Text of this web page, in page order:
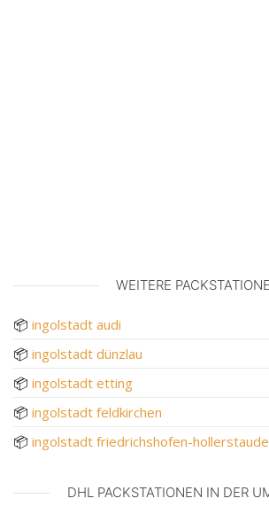
WEITERE
📦 ingolstadt audi
📦 ingolstadt dünzlau
📦 ingolstadt etting
📦 ingolstadt feldkirchen
📦 ingolstadt friedrichshofen-
DHL PACKSTATIONEN IN DER